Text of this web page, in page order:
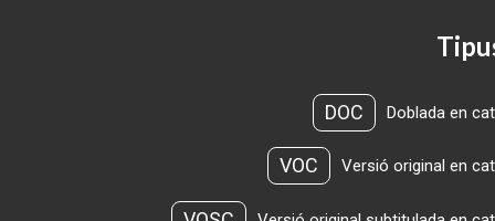
DOC Doblada en
VOC Versió original en